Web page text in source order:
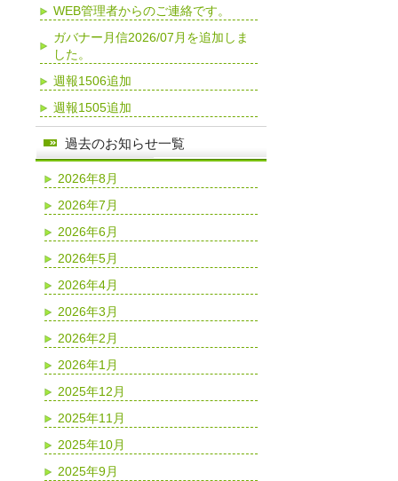
WEB管理者からのご連絡です。
ガバナー月信2026/07月を追加しま
した。
週報1506追加
週報1505追加
過去のお知らせ一覧
2026年8月
2026年7月
2026年6月
2026年5月
2026年4月
2026年3月
2026年2月
2026年1月
2025年12月
2025年11月
2025年10月
2025年9月